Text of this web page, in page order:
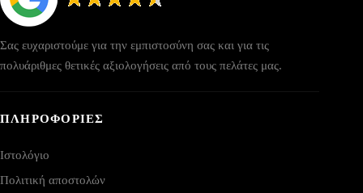
Σας ευχαριστούμε για την εμπιστοσύνη σας και για τις
πολυάριθμες θετικές αξιολογήσεις από τους πελάτες μας.
ΠΛΗΡΟΦΟΡΙΕΣ
Ιστολόγιο
Πολιτική αποστολών